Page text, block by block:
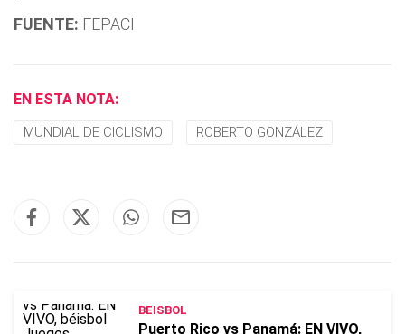
FUENTE: FEPACI
EN ESTA NOTA:
MUNDIAL DE CICLISMO ROBERTO GONZÁLEZ
BEISBOL
Puerto Rico vs Panamá: EN VIVO,